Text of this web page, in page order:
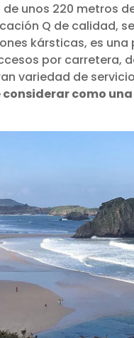
unos 220 metros
Q de calidad,
kársticas, es
por carretera,
variedad de
considerar como